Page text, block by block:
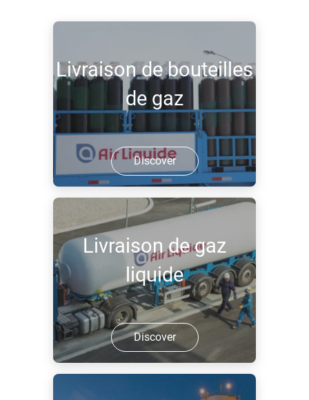
Livraison de bouteilles
de gaz
Discover
Livraison de gaz
liquide
Discover